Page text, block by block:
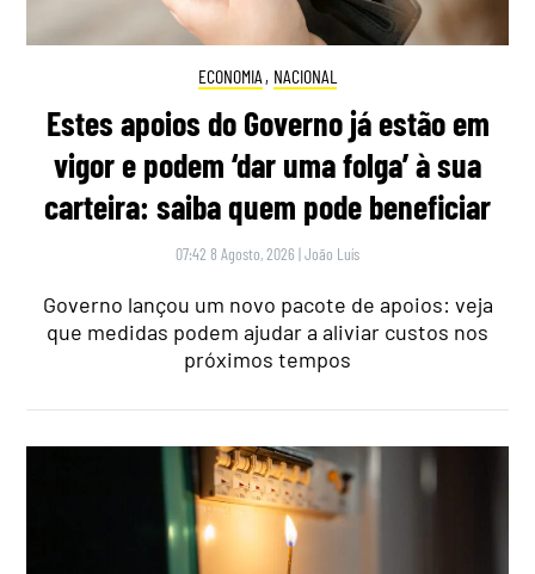
ECONOMIA , NACIONAL
Estes apoios do Governo já estão em
vigor e podem ‘dar uma folga’ à sua
carteira: saiba quem pode beneficiar
07:42 8 Agosto, 2026 |João Luís
Governo lançou um novo pacote de apoios: veja
que medidas podem ajudar a aliviar custos nos
próximos tempos